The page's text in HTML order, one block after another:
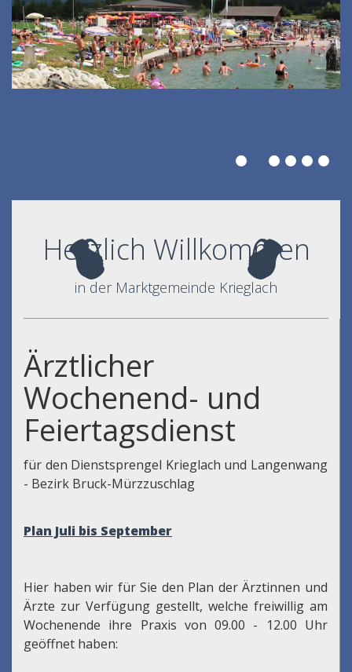
Herzlich Willkommen
in der Marktgemeinde Krieglach
Ärztlicher
Wochenend- und
Feiertagsdienst
für den Dienstsprengel Krieglach und Langenwang
- Bezirk Bruck-Mürzzuschlag
Plan Juli bis September
Hier haben wir für Sie den Plan der Ärztinnen und
Ärzte zur Verfügung gestellt, welche freiwillig am
Wochenende ihre Praxis von 09.00 - 12.00 Uhr
geöffnet haben: